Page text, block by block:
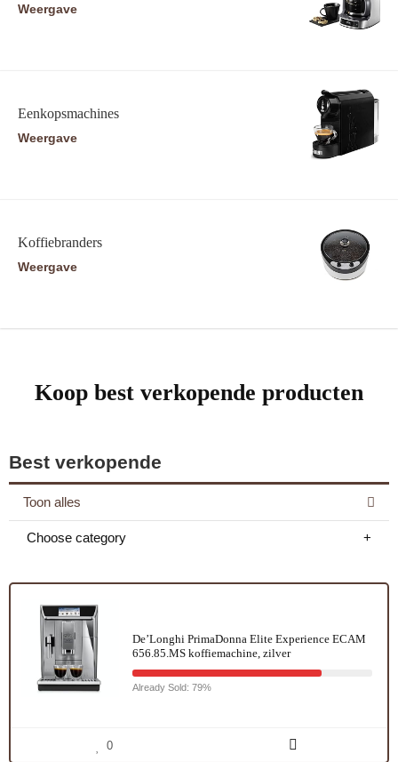
Weergave
Eenkopsmachines
Weergave
Koffiebranders
Weergave
Koop best verkopende producten
Best verkopende
Toon alles
Choose category
De’Longhi PrimaDonna Elite Experience ECAM
656.85.MS koffiemachine, zilver
Already Sold: 79%
0